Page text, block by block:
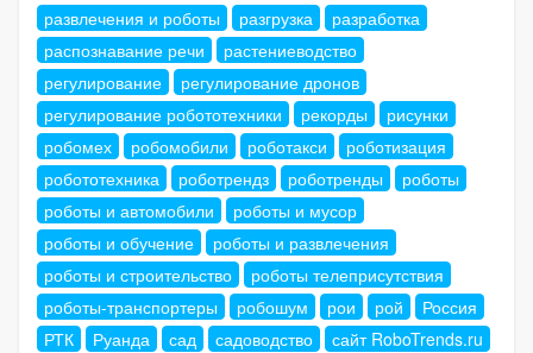
развлечения и роботы
разгрузка
разработка
распознавание речи
растениеводство
регулирование
регулирование дронов
регулирование робототехники
рекорды
рисунки
робомех
робомобили роботакси
роботизация
робототехника
роботрендз роботренды
роботы
роботы и автомобили
роботы и мусор
роботы и обучение
роботы и развлечения
роботы и строительство
роботы телеприсутствия
роботы-транспортеры
робошум рои рой
Россия
РТК
Руанда сад садоводство
сайт RoboTrends.ru